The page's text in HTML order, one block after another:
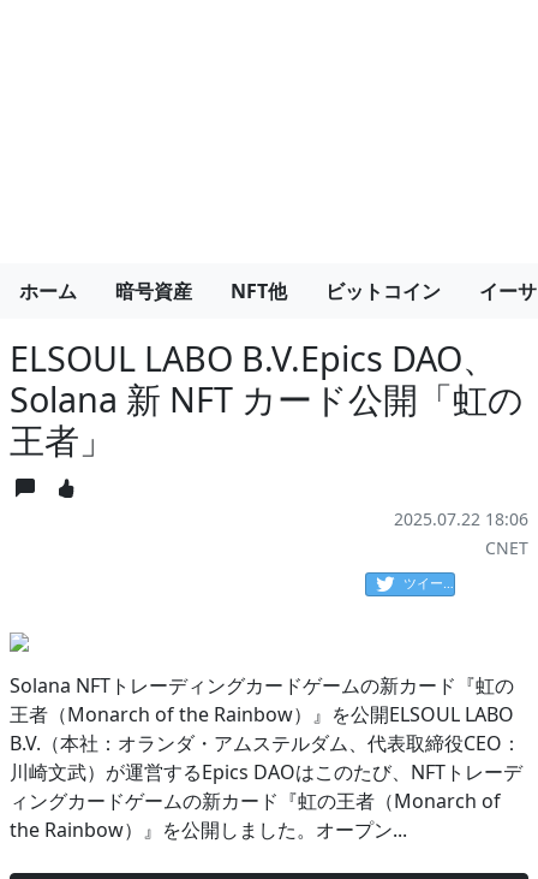
ホーム 暗号資産 NFT他 ビットコイン イー
ELSOUL LABO B.V.Epics DAO、
Solana 新 NFT カード公開「虹の
王者」
2025.07.22 18:06
CNET
ツイート
Solana NFTトレーディングカードゲームの新カード『虹の
王者（Monarch of the Rainbow）』を公開ELSOUL LABO
B.V.（本社：オランダ・アムステルダム、代表取締役CEO：
川崎文武）が運営するEpics DAOはこのたび、NFTトレーデ
ィングカードゲームの新カード『虹の王者（Monarch of
the Rainbow）』を公開しました。オープン...